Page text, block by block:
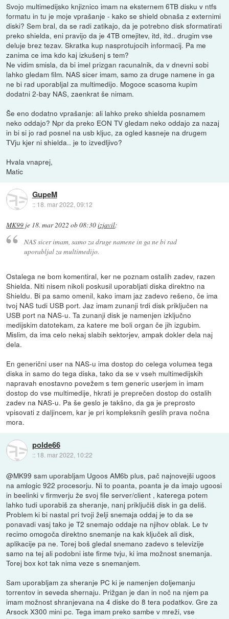
Svojo multimedijsko knjiznico imam na eksternem 6TB disku v ntfs
formatu in tu je moje vprašanje - kako se shield obnaša z externimi
diski? Sem bral, da se radi zatikajo, da je potrebno disk sformatirati
preko shielda, eni pravijo da je 4TB omejitev, itd, itd.. drugim vse
deluje brez tezav. Skratka kup nasprotujocih informacij. Pa me
zanima ce ima kdo kaj izkušenj s tem?
Ne vidim smisla, da bi imel prizgan racunalnik, da v dnevni sobi
lahko gledam film. NAS sicer imam, samo za druge namene in ga
ne bi rad uporabljal za multimedijo. Mogoce scasoma kupim
dodatni 2-bay NAS, zaenkrat še nimam.
Še eno dodatno vprašanje: ali lahko preko shielda posnamem
neko oddajo? Npr da preko EON TV gledam neko oddajo za nazaj
in bi si jo rad posnel na usb kljuc, za ogled kasneje na drugem
TVju kjer ni shielda.. je to izvedljivo?
Hvala vnaprej,
Matic
GupeM
:: 18. mar 2022, 09:12
MK99 je 18. mar 2022 ob 08:30izjavil:
NAS sicer imam, samo za druge namene in ga ne bi rad
uporabljal za multimedijo.
Ostalega ne bom komentiral, ker ne poznam ostalih zadev, razen
Shielda. Niti nisem nikoli poskusil uporabljati diska direktno na
Shieldu. Bi pa samo omenil, kako imam jaz zadevo rešeno, če ima
tvoj NAS tudi USB port. Jaz imam zunanji trdi disk priključen na
USB port na NAS-u. Ta zunanji disk je namenjen izključno
medijskim datotekam, za katere me boli organ če jih izgubim.
Mislim, da ima celo nekaj slabih sektorjev, ampak dokler dela naj
dela.
En generični user na NAS-u ima dostop do celega volumea tega
diska in samo do tega diska, tako da se v vseh multimedijskih
napravah enostavno povežem s tem generic userjem in imam
dostop do vse multimedije, hkrati je preprečen dostop do ostalih
zadev na NAS-u. Pa še geslo je takšno, da ga je preprosto
vpisovati z daljincem, kar je pri kompleksnih geslih prava nočna
mora.
polde66
:: 18. mar 2022, 10:22
@MK99 sam uporabljam Ugoos AM6b plus, pač najnovejši ugoos
na amlogic 922 procesorju. Ni to poanta, poanta je da imajo ugoosi
in beelinki v firmverju že svoj file server/client , katerega potem
lahko tudi uporabiš za sheranje, nanj priključiš disk in ga deliš.
Problem ki bi nastal pri tvoji želji snemaja oddaj je to da se
ponavadi vasj tako je T2 snemajo oddaje na njihov oblak. Le tv
recimo omogoča direktno snemanje na kak ključek ali disk,
aplikacije pa ne. Torej boš gledal snemano zadevo s televizije
samo na tej ali podobni iste firme tvju, ki ima možnost snemanja.
Torej box kot tak nima veze s snemanjem.
Sam uporabljam za sheranje PC ki je namenjen doljemanju
torrentov in seveda shernaju. Prižgan je dan in noč na njem pa
imam možnost shranjevana na 4 diske do 8 tera podatkov. Gre za
Arsock X300 mini pc. Tega imam preko sambe v mreži, vse